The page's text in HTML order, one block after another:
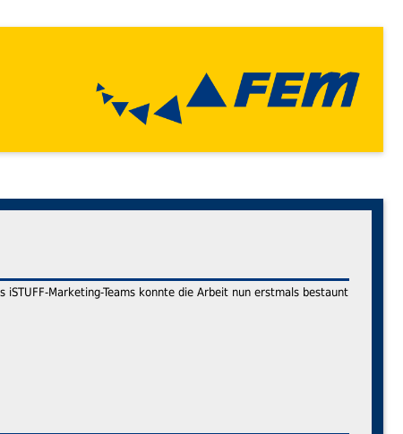
Marketing-Teams konnte die Arbeit nun erstmals bestaunt